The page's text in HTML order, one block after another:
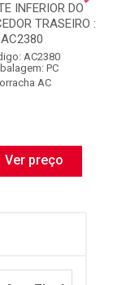
INFERIOR DO
TRASEIRO :
AC2380
AC2380
PC
AC
Ver preço